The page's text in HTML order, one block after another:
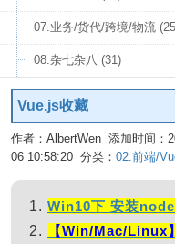
07.业务/货代/跨境/物流
08.杂七杂八 (31)
Vue.js收藏
作者：AlbertWen 添加时间：
06 10:58:20 分类： 02.前端/
Win10下 安装
【Win/Mac/Linux